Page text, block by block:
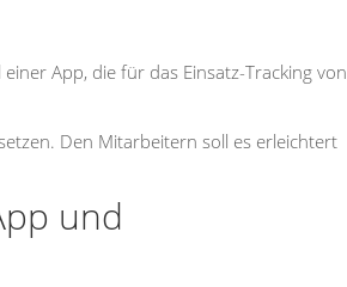
App, die für das Einsatz-Tracking von
Den Mitarbeitern soll es erleichtert
und